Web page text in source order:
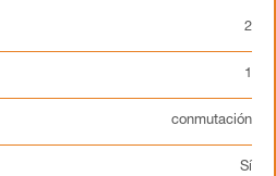
2
1
conmutación
Sí